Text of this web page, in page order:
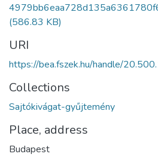
(586.83 KB)
URI
https://bea.fszek.hu/handle/
Collections
Sajtókivágat-gyűjtemény
Place, address
Budapest